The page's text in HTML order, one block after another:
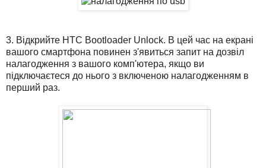
3. Відкрийте HTC Bootloader Unlock. В цей час на екрані
вашого смартфона повинен з'явиться запит на дозвіл
налагодження з вашого комп'ютера, якщо ви
підключаєтеся до нього з включеною налагодженням в
перший раз.